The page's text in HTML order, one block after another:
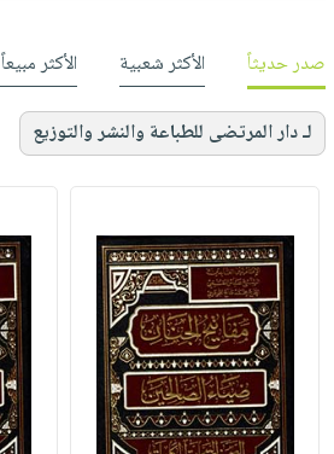
صدر حديثاً الأكثر شعبية الأكثر
لـ دار المرتضى للطباعة والنشر والتوزيع